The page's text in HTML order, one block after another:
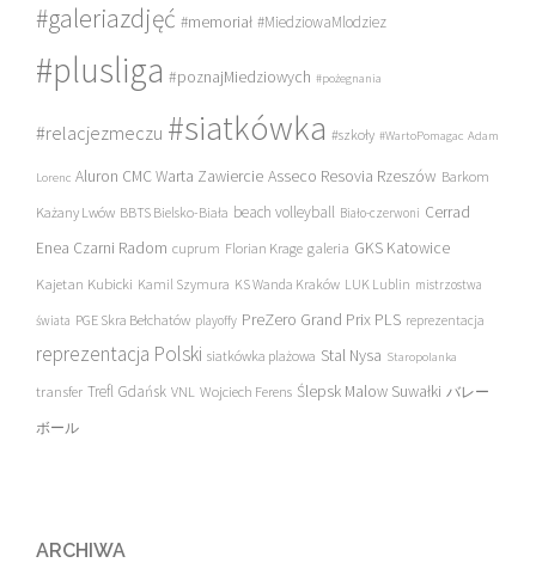
#galeriazdjęć #memoriał #MiedziowaMlodziez
#plusliga #poznajMiedziowych #pożegnania
#relacjezmeczu #siatkówka #szkoły #WartoPomagac Adam
Lorenc Aluron CMC Warta Zawiercie Asseco Resovia Rzeszów Barkom
Każany Lwów BBTS Bielsko-Biała beach volleyball Biało-czerwoni Cerrad
Enea Czarni Radom cuprum Florian Krage galeria GKS Katowice
Kajetan Kubicki Kamil Szymura KS Wanda Kraków LUK Lublin mistrzostwa
świata PGE Skra Bełchatów playoffy PreZero Grand Prix PLS reprezentacja
reprezentacja Polski siatkówka plażowa Stal Nysa Staropolanka
transfer Trefl Gdańsk VNL Wojciech Ferens Ślepsk Malow Suwałki バレー
ボール
ARCHIWA